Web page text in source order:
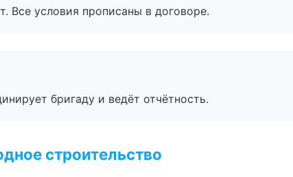
условия прописаны в договоре.
бригаду и ведёт отчётность.
строительство